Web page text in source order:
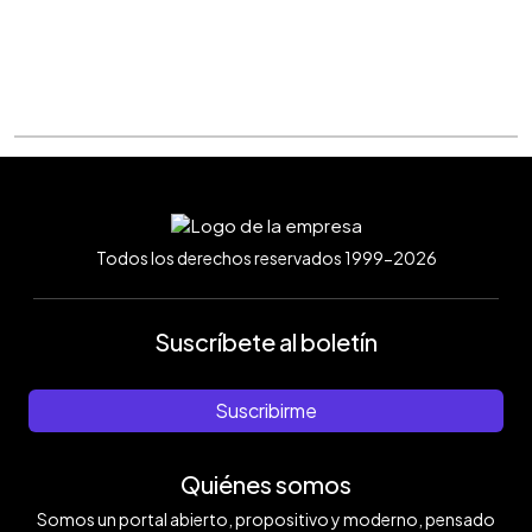
Todos los derechos reservados 1999-2026
Suscríbete al boletín
Suscribirme
Quiénes somos
Somos un portal abierto, propositivo y moderno, pensado